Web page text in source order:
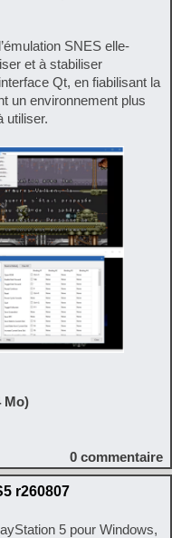
SNES elle-
et à stabiliser
Qt, en fiabilisant la
un environnement plus
utiliser.
Mo)
0 commentaire
r260807
5 pour Windows,